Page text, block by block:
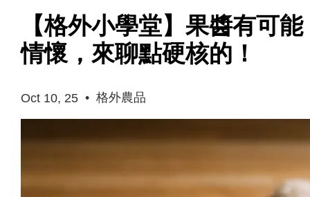
【格外小學堂】果醬有可
情懷，來聊點硬核的！
Oct 10, 25 • 格外農品